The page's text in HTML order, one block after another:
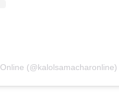
(@kalolsamacharonline)